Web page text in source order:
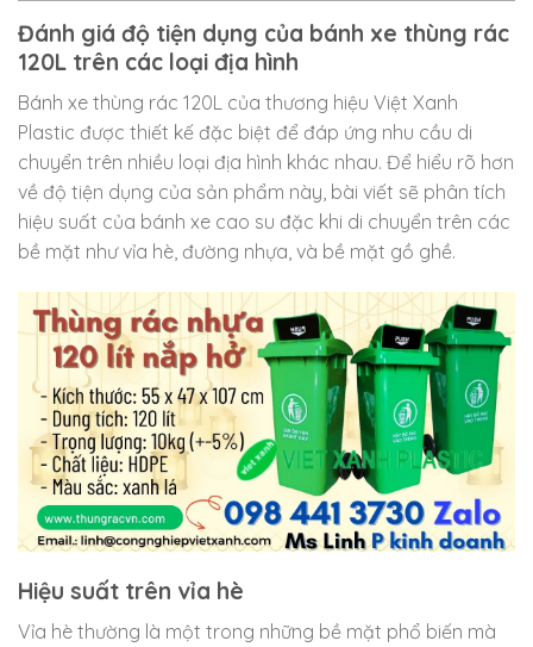
Đánh giá độ tiện dụng của bánh xe thùng rác
120L trên các loại địa hình
Bánh xe thùng rác 120L của thương hiệu Việt Xanh
Plastic được thiết kế đặc biệt để đáp ứng nhu cầu di
chuyển trên nhiều loại địa hình khác nhau. Để hiểu rõ hơn
về độ tiện dụng của sản phẩm này, bài viết sẽ phân tích
hiệu suất của bánh xe cao su đặc khi di chuyển trên các
bề mặt như vỉa hè, đường nhựa, và bề mặt gồ ghề.
Hiệu suất trên vỉa hè
Vỉa hè thường là một trong những bề mặt phổ biến mà